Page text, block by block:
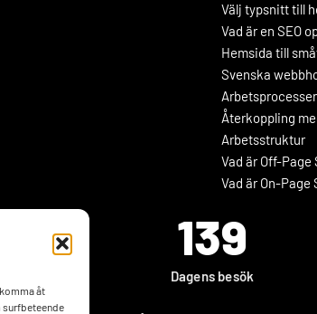
åt
surfbeteende
Välj typsnitt till
Vad är en SEO
Hemsida till
Svenska
Återkoppling
Arbetsstruktur
Vad är Off-Page
Vad är On-Page
139
Dagens besök